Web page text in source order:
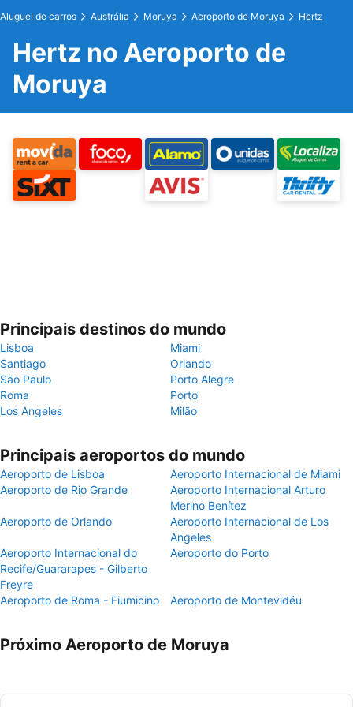
Aluguel de carros Austrália Moruya Aeroporto de Moruya Hertz
Hertz no Aeroporto de
Moruya
Principais destinos do mundo
Lisboa
Miami
Santiago
Orlando
São Paulo
Porto Alegre
Roma
Porto
Los Angeles
Milão
Principais aeroportos do mundo
Aeroporto de Lisboa
Aeroporto Internacional de Miami
Aeroporto de Rio Grande
Aeroporto Internacional Arturo
Merino Benítez
Aeroporto de Orlando
Aeroporto Internacional de Los
Angeles
Aeroporto Internacional do
Recife/Guararapes - Gilberto
Freyre
Aeroporto do Porto
Aeroporto de Roma - Fiumicino Aeroporto de Montevidéu
Próximo Aeroporto de Moruya